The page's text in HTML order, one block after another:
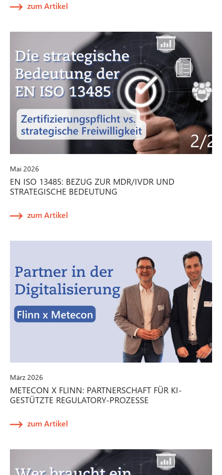
zum Artikel
Mai 2026
EN ISO 13485: BEZUG ZUR MDR/IVDR UND
STRATEGISCHE BEDEUTUNG
zum Artikel
März 2026
METECON X FLINN: PARTNERSCHAFT FÜR KI-
GESTÜTZTE REGULATORY-PROZESSE
zum Artikel